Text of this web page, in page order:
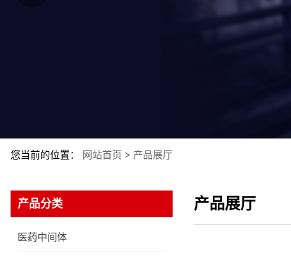
您当前的位置： 网站首页 > 产品展厅
产品分类
医药中间体
产品展厅